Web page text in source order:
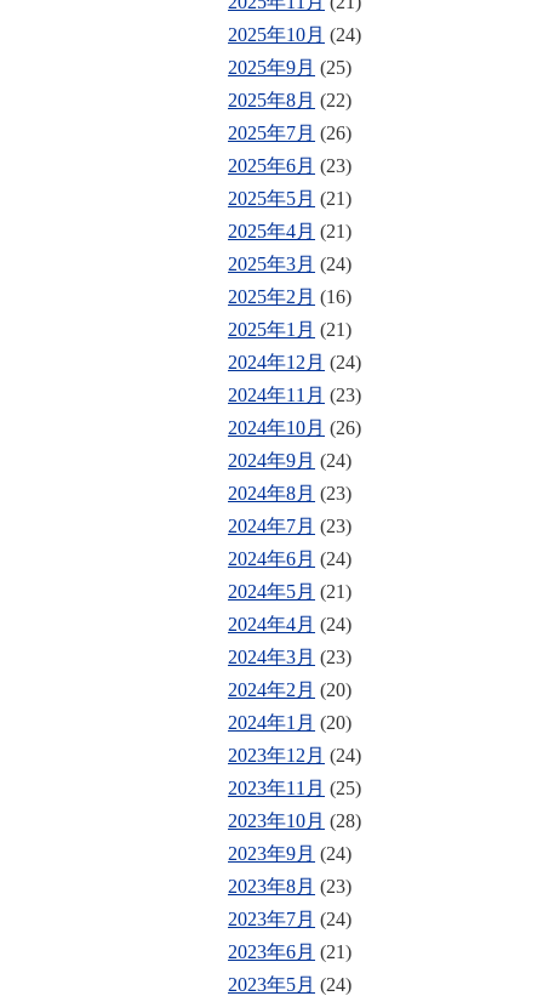
2025年10月 (24)
2025年9月 (25)
2025年8月 (22)
2025年7月 (26)
2025年6月 (23)
2025年5月 (21)
2025年4月 (21)
2025年3月 (24)
2025年2月 (16)
2025年1月 (21)
2024年12月 (24)
2024年11月 (23)
2024年10月 (26)
2024年9月 (24)
2024年8月 (23)
2024年7月 (23)
2024年6月 (24)
2024年5月 (21)
2024年4月 (24)
2024年3月 (23)
2024年2月 (20)
2024年1月 (20)
2023年12月 (24)
2023年11月 (25)
2023年10月 (28)
2023年9月 (24)
2023年8月 (23)
2023年7月 (24)
2023年6月 (21)
2023年5月 (24)